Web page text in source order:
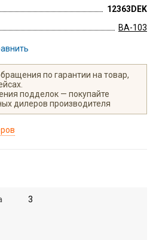
12363DEK
ВА-103
по гарантии на товар,
подделок — покупайте
дилеров производителя
3